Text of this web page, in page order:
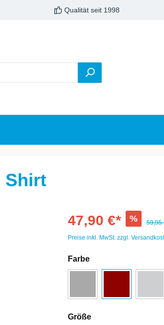
Qualität seit 1998
Shirt
47,90 €* % 59,95
Preise inkl. MwSt. zzgl.
Farbe
Größe